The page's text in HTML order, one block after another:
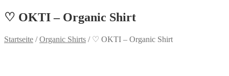
Menge
♡ OKTI – Organic Shirt
Startseite /Organic Shirts / ♡ OKTI – Organic Shirt